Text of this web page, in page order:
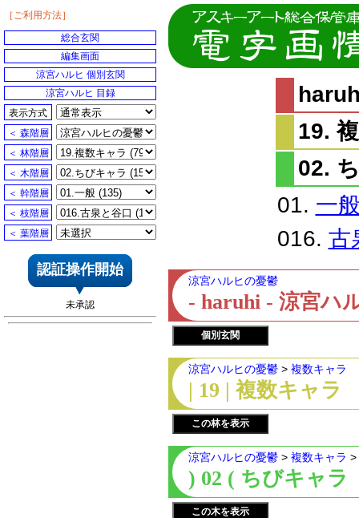
19.
02.
01. 一
016. 古
涼宮ハルヒの憂鬱
- haruhi - 涼宮ハ
個別玄関
涼宮ハルヒの憂鬱 > 複数キャラ
| 19 | 複数キャラ
この林を表示
涼宮ハルヒの憂鬱 > 複数キャラ >
) 02 ( ちびキャラ
この木を表示
［ご利用方法］
総合玄関
編集画面
涼宮ハルヒ 個別玄関
涼宮ハルヒ 目録
表示方式
＜ 森階層
＜ 林階層
＜ 木階層
＜ 幹階層
＜ 枝階層
＜ 葉階層
認証操作開始
未承認